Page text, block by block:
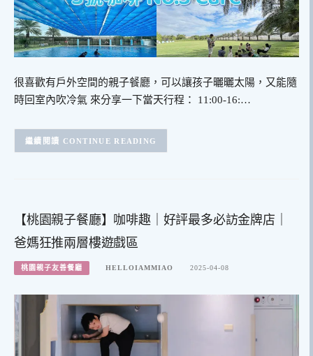
很喜歡有戶外空間的親子餐廳，可以讓孩子曬曬太陽，又能隨
時回室內吹冷氣 來分享一下當天行程： 11:00-16:…
CONTINUE READING
【桃園親子餐廳】咖啡趣｜好評最多必訪金牌店｜
爸媽狂推兩層樓遊戲區
桃園親子友善餐廳 HELLOIAMMIAO 2025-04-08